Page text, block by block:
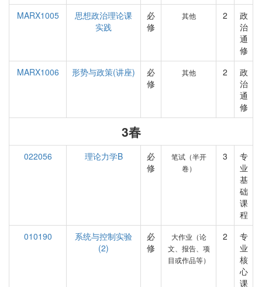
MARX1005
思想政治理论课
实践
必
修
其他 2
政
治
通
修
MARX1006
形势与政策(讲座)
必
修
其他 2
政
治
通
修
3春
022056 理论力学B
必
修
笔试（半开
卷）
3
专
业
基
础
课
程
010190
系统与控制实验
(2)
必
修
大作业（论
文、报告、项
目或作品等）
2
专
业
核
心
课